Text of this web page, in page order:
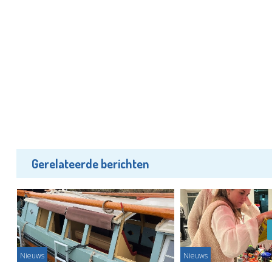
Gerelateerde berichten
Nieuws Nieuws